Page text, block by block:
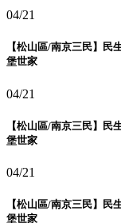
04/21
【松山區/南京三民】
堡世家
04/21
【松山區/南京三民】
堡世家
04/21
【松山區/南京三民】
堡世家